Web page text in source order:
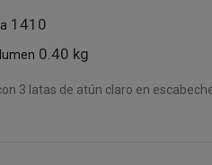
1410
0.40 kg
3 latas de atún claro en